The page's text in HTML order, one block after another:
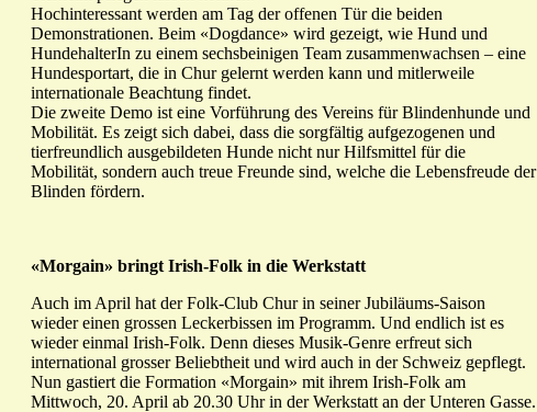
Hochinteressant werden am Tag der offenen Tür die beiden
Demonstrationen. Beim «Dogdance» wird gezeigt, wie Hund und
HundehalterIn zu einem sechsbeinigen Team zusammenwachsen – eine
Hundesportart, die in Chur gelernt werden kann und mitlerweile
internationale Beachtung findet.
Die zweite Demo ist eine Vorführung des Vereins für Blindenhunde und
Mobilität. Es zeigt sich dabei, dass die sorgfältig aufgezogenen und
tierfreundlich ausgebildeten Hunde nicht nur Hilfsmittel für die
Mobilität, sondern auch treue Freunde sind, welche die Lebensfreude der
Blinden fördern.
«Morgain» bringt Irish-Folk in die Werkstatt
Auch im April hat der Folk-Club Chur in seiner Jubiläums-Saison
wieder einen grossen Leckerbissen im Programm. Und endlich ist es
wieder einmal Irish-Folk. Denn dieses Musik-Genre erfreut sich
international grosser Beliebtheit und wird auch in der Schweiz gepflegt.
Nun gastiert die Formation «Morgain» mit ihrem Irish-Folk am
Mittwoch, 20. April ab 20.30 Uhr in der Werkstatt an der Unteren Gasse.